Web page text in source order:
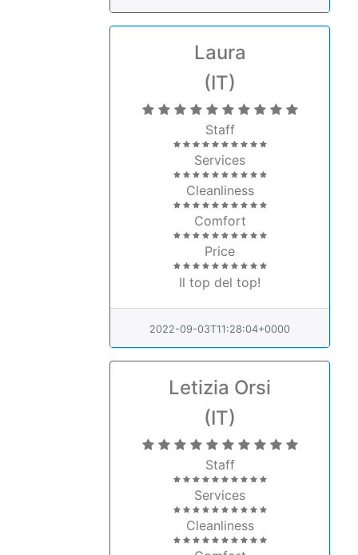
(IT)
Staff
Services
Cleanliness
Comfort
Price
Il top del top!
2022-09-03T11:28:04+0000
Letizia Orsi
(IT)
Staff
Services
Cleanliness
Comfort
Price
Il mio fidanzato, mi ha fatto